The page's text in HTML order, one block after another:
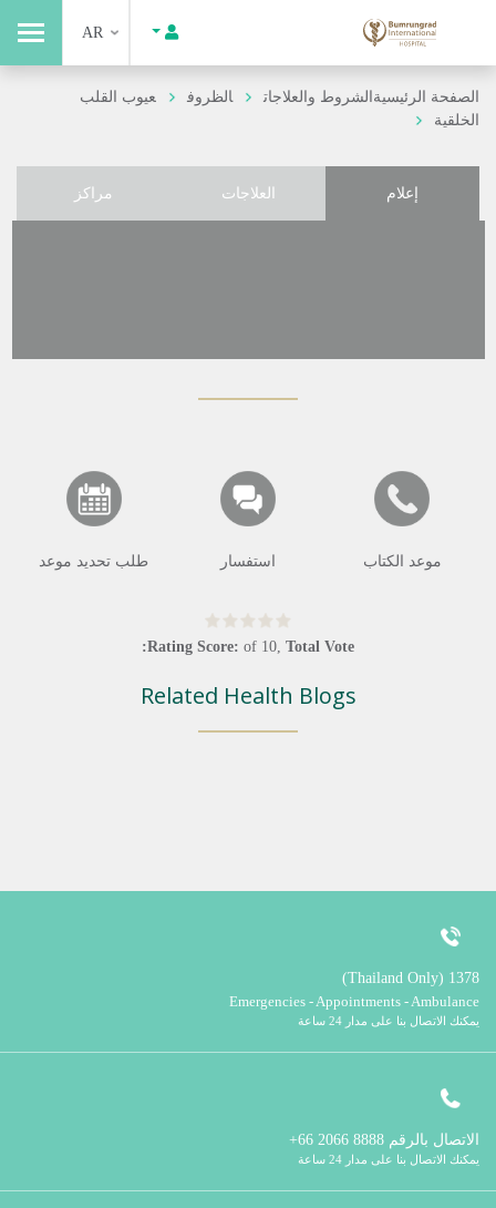
AR
الصفحة الرئيسيةالشروط والعلاجات الظروف
عيوب القلب
الخلقية
إعلام العلاجات مراكز
موعد الكتاب استفسار طلب تحديد موعد
Rating Score: of 10, Total Vote:
Related Health Blogs
1378 (Thailand Only)
Emergencies - Appointments - Ambulance
يمكنك الاتصال بنا على مدار 24 ساعة
الاتصال بالرقم
يمكنك الاتصال بنا على مدار 24 ساعة